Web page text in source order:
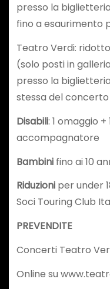
presso la
fino a esaurimento
Teatro Verdi:
(solo posti in
presso la
stessa del
Disabili: 1 omaggio
accompagnatore
Bambinifino ai 10
Riduzioniper under
Soci Touring Club
PREVENDITE
Concerti Teatro
Online su